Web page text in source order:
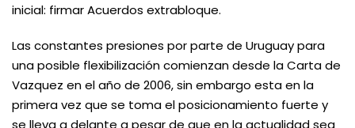
inicial: firmar Acuerdos extrabloque.
Las constantes presiones por parte de Uruguay para
una posible flexibilización comienzan desde la Carta de
Vazquez en el año de 2006, sin embargo esta en la
primera vez que se toma el posicionamiento fuerte y
se lleva a delante a pesar de que en la actualidad sea